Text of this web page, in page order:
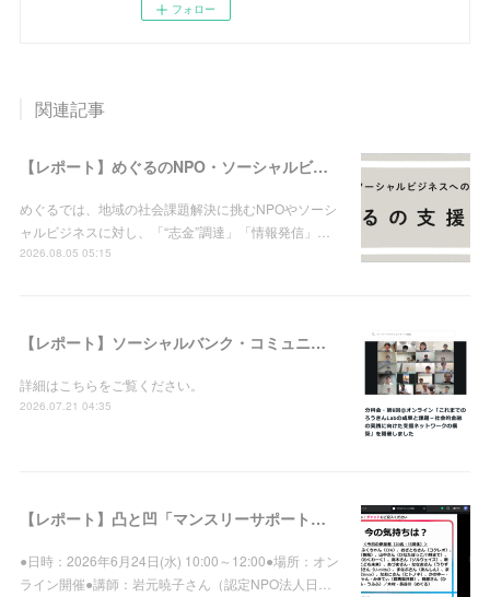
フォロー
関連記事
【レポート】めぐるのNPO・ソーシャルビジネス支援実績（2026年8月5日現在）
めぐるでは、地域の社会課題解決に挑むNPOやソーシ
ャルビジネスに対し、「“志金”調達」「情報発信」…
2026.08.05 05:15
【レポート】ソーシャルバンク・コミュニティ：分科会・第6回＠オンライン「これまでのろうきんLabの成果と課題－社会的金融の実践に向けた支援ネットワークの構築」を開催しました
詳細はこちらをご覧ください。
2026.07.21 04:35
【レポート】凸と凹「マンスリーサポートプログラム」登録先向け集合研修vol.39を開催しました
●日時：2026年6月24日(水) 10:00～12:00●場所：オン
ライン開催●講師：岩元暁子さん（認定NPO法人日…